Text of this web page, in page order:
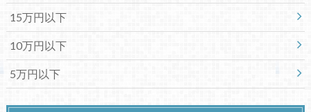
15万円以下
10万円以下
5万円以下